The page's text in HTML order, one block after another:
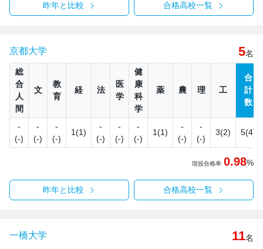
昨年と比較 合格高校一覧
京都大学 5名
総
合
人
間
文
教
育
経 法
医
学
健
康
科
学
薬 農 理 工
合
計
数
-
(-)
-
(-)
-
(-)
1(1)
-
(-)
-
(-)
-
(-)
1(1)
-
(-)
-
(-)
3(2) 5(4)
現役合格率 0.98%
昨年と比較 合格高校一覧
一橋大学 11名